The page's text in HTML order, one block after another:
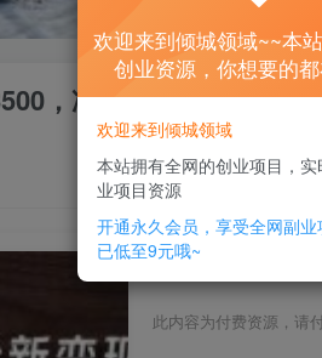
，冷门赚钱玩法，一部
抖音手游蛋仔派对全
此内容为付费资源，请
欢迎来到倾城领域~~本
创业资源，你想要的
欢迎来到倾城领域
本站拥有全网的创业项目，
业项目资源
开通永久会员，享受全网副业
已低至9元哦~